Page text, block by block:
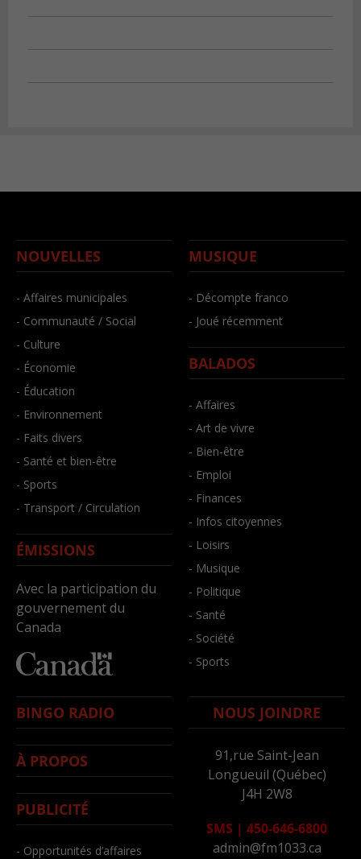
NOUVELLES
- Affaires municipales
- Communauté / Social
- Culture
- Économie
- Éducation
- Environnement
- Faits divers
- Santé et bien-être
- Sports
- Transport / Circulation
ÉMISSIONS
Avec la participation du
gouvernement du
Canada
MUSIQUE
- Décompte franco
- Joué récemment
BALADOS
- Affaires
- Art de vivre
- Bien-être
- Emploi
- Finances
- Infos citoyennes
- Loisirs
- Musique
- Politique
- Santé
- Société
- Sports
BINGO RADIO
À PROPOS
PUBLICITÉ
- Opportunités d’affaires
NOUS JOINDRE
91,rue Saint-Jean
Longueuil (Québec)
J4H 2W8
SMS | 450-646-6800
admin@fm1033.ca